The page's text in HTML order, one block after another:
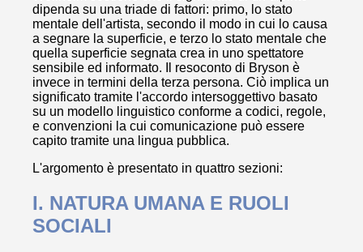
dipenda su una triade di fattori: primo, lo stato
mentale dell'artista, secondo il modo in cui lo causa
a segnare la superficie, e terzo lo stato mentale che
quella superficie segnata crea in uno spettatore
sensibile ed informato. Il resoconto di Bryson è
invece in termini della terza persona. Ciò implica un
significato tramite l'accordo intersoggettivo basato
su un modello linguistico conforme a codici, regole,
e convenzioni la cui comunicazione può essere
capito tramite una lingua pubblica.
L'argomento è presentato in quattro sezioni:
I. NATURA UMANA E RUOLI
SOCIALI